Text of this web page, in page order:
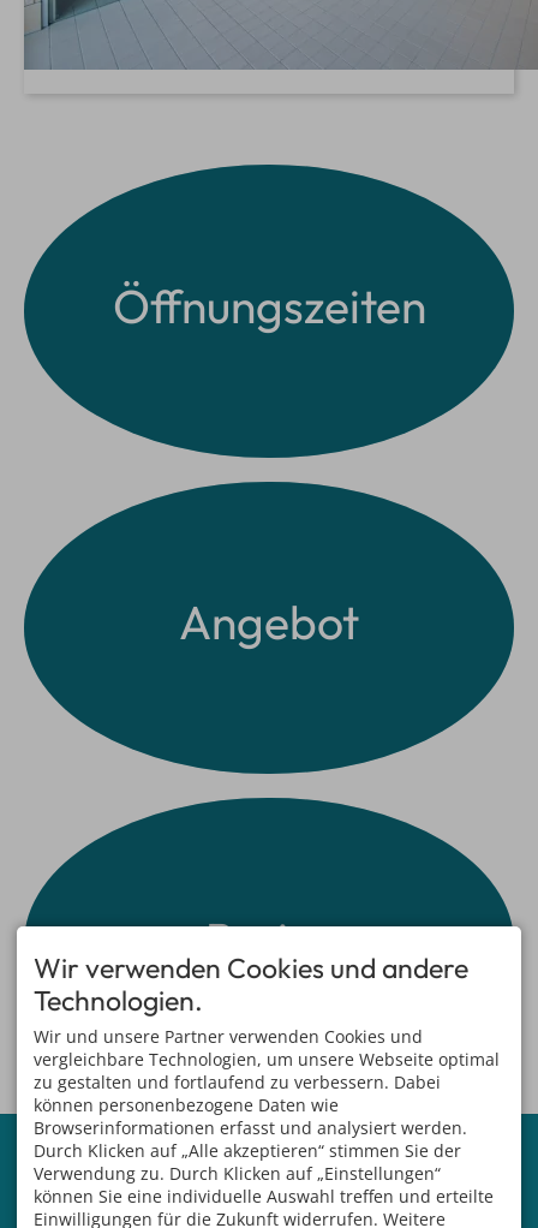
Öffnungszeiten
Angebot
Preise
KONTAKT
Sportzentrum Grindelwald AG
Dorfstrasse 110
3818 Grindelwald
SPORTZENTRUM
GRINDELWALD
Treffpunkt für Liebhaber von
Sport, Wellness,
Freizeitaktivitäten und
Wir verwenden Cookies und andere
Technologien.
Wir und unsere Partner verwenden Cookies und
vergleichbare Technologien, um unsere Webseite optimal
zu gestalten und fortlaufend zu verbessern. Dabei
können personenbezogene Daten wie
Browserinformationen erfasst und analysiert werden.
Durch Klicken auf „Alle akzeptieren“ stimmen Sie der
Verwendung zu. Durch Klicken auf „Einstellungen“
können Sie eine individuelle Auswahl treffen und erteilte
Einwilligungen für die Zukunft widerrufen. Weitere